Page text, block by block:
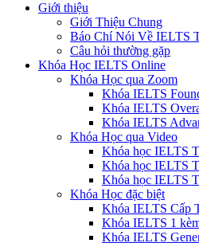
Giới thiệu
Giới Thiệu Chung
Báo Chí Nói Về IELTS
Câu hỏi thường gặp
Khóa Học IELTS Online
Khóa Học qua Zoom
Khóa IELTS
Khóa IELTS
Khóa IELTS
Khóa Học qua Video
Khóa học IELTS
Khóa học IELTS
Khóa học IELTS
Khóa Học đặc biệt
Khóa IELTS Cấp
Khóa IELTS 1
Khóa IELTS